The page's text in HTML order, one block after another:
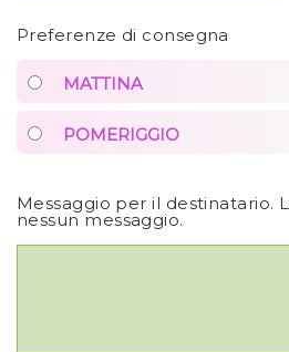
Preferenze di consegna
MATTINA
POMERIGGIO
Messaggio per il destinatario.
nessun messaggio.